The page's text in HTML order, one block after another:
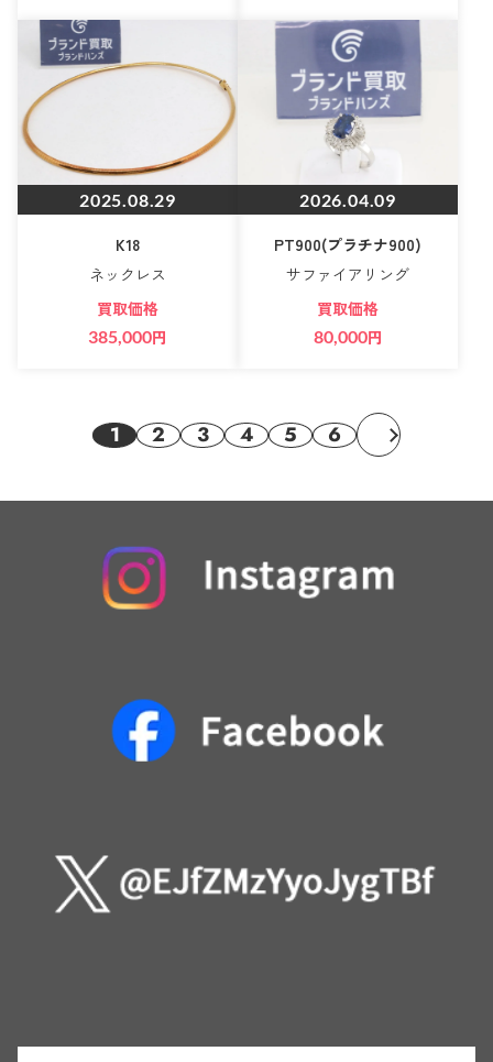
2025.08.29
K18
ネックレス
買取価格
385,000円
2026.04.09
PT900(プラチナ900)
サファイアリング
買取価格
80,000円
1 2 3 4 5 6